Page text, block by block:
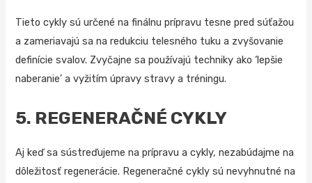
Tieto cykly sú určené na finálnu prípravu tesne pred súťažou
a zameriavajú sa na redukciu telesného tuku a zvyšovanie
definície svalov. Zvyčajne sa používajú techniky ako ‘lepšie
naberanie’ a vyžitím úpravy stravy a tréningu.
5. REGENERAČNÉ CYKLY
Aj keď sa sústreďujeme na prípravu a cykly, nezabúdajme na
dôležitosť regenerácie. Regeneračné cykly sú nevyhnutné na